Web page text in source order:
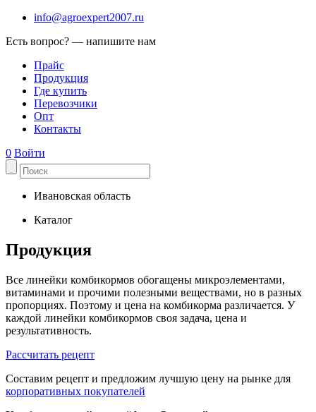
info@agroexpert2007.ru
Есть вопрос? — напишите нам
Прайс
Продукция
Где купить
Перевозчики
Опт
Контакты
0 Войти
Ивановская область
Каталог
Продукция
Все линейки комбикормов обогащены микроэлементами,
витаминами и прочими полезными веществами, но в разных
пропорциях. Поэтому и цена на комбикорма различается. У
каждой линейки комбикормов своя задача, цена и
результативность.
Рассчитать рецепт
Составим рецепт и предложим лучшую цену на рынке для
корпоративных покупателей